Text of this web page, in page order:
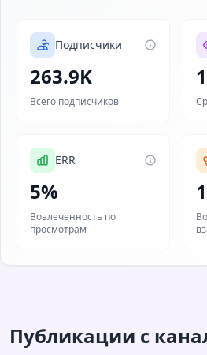
Подписчики
86.1K
Всего подписчиков
ERR
5
Вовлеченность по
просмотрам
Публикации с